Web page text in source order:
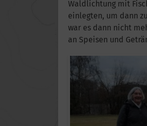
Waldlichtung mit
einlegten, um dann
war es dann nicht
an Speisen und